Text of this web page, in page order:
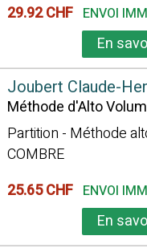
29.92 CHF ENVOI
En
Joubert Claude-
Méthode d'Alto
Partition - Méthode
COMBRE
25.65 CHF ENVOI
En